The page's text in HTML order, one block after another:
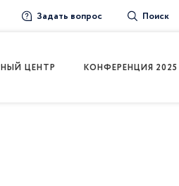
Задать вопрос Поиск
ЦЕНТР КОНФЕРЕНЦИЯ 2025